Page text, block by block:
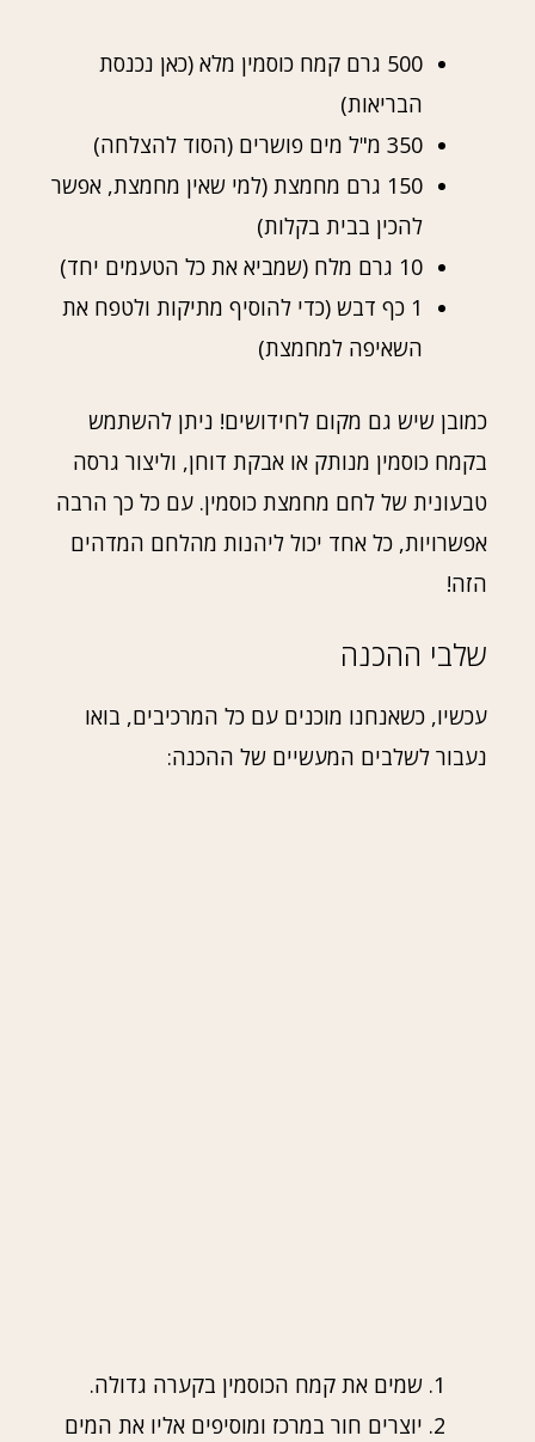
500 גרם קמח כוסמין מלא (כאן נכנסת
הבריאות)
350 מ"ל מים פושרים (הסוד להצלחה)
150 גרם מחמצת (למי שאין מחמצת, אפשר
להכין בבית בקלות)
10 גרם מלח (שמביא את כל הטעמים יחד)
1 כף דבש (כדי להוסיף מתיקות ולטפח את
השאיפה למחמצת)
כמובן שיש גם מקום לחידושים! ניתן להשתמש
בקמח כוסמין מנותק או אבקת דוחן, וליצור גרסה
טבעונית של לחם מחמצת כוסמין. עם כל כך הרבה
אפשרויות, כל אחד יכול ליהנות מהלחם המדהים
הזה!
שלבי ההכנה
עכשיו, כשאנחנו מוכנים עם כל המרכיבים, בואו
נעבור לשלבים המעשיים של ההכנה:
שמים את קמח הכוסמין בקערה גדולה.
יוצרים חור במרכז ומוסיפים אליו את המים